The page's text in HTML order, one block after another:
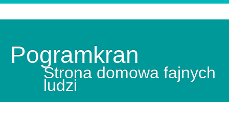
Pogramkran
Strona domowa fajnych
ludzi